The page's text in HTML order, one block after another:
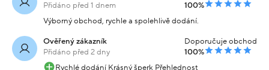
Přidáno před 1 dnem
100%
Výborný obchod, rychle a spolehlivě dodání.
Ověřený zákazník
Přidáno před 2 dny
Doporučuje obchod
100%
Rychlé dodání Krásný šperk Přehlednost